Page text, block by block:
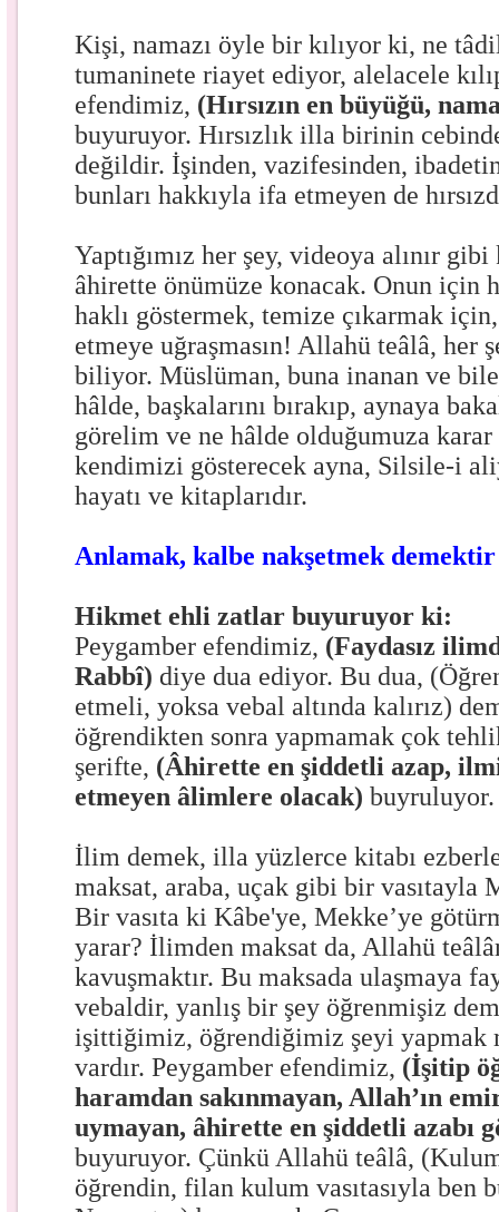
Kişi, namazı öyle bir kılıyor ki, ne
tumaninete riayet ediyor, alelacele
efendimiz, (Hırsızın en büyüğü,
buyuruyor. Hırsızlık illa birinin
değildir. İşinden, vazifesinden,
bunları hakkıyla ifa etmeyen de
Yaptığımız her şey, videoya alınır
âhirette önümüze konacak. Onun için
haklı göstermek, temize çıkarmak
etmeye uğraşmasın! Allahü teâlâ, her
biliyor. Müslüman, buna inanan ve
hâlde, başkalarını bırakıp, aynaya
görelim ve ne hâlde olduğumuza
kendimizi gösterecek ayna, Silsile-i
hayatı ve kitaplarıdır.
Anlamak, kalbe nakşetmek demektir
Hikmet ehli zatlar buyuruyor ki:
Peygamber efendimiz, (Faydasız
Rabbî) diye dua ediyor. Bu dua,
etmeli, yoksa vebal altında kalırız)
öğrendikten sonra yapmamak çok
şerifte, (Âhirette en şiddetli azap,
etmeyen âlimlere olacak) buyruluyor.
İlim demek, illa yüzlerce kitabı
maksat, araba, uçak gibi bir vasıtayla
Bir vasıta ki Kâbe'ye, Mekke’ye
yarar? İlimden maksat da, Allahü
kavuşmaktır. Bu maksada ulaşmaya
vebaldir, yanlış bir şey öğrenmişiz
işittiğimiz, öğrendiğimiz şeyi yapmak
vardır. Peygamber efendimiz, (İşitip
haramdan sakınmayan, Allah’ın
uymayan, âhirette en şiddetli azabı
buyuruyor. Çünkü Allahü teâlâ,
öğrendin, filan kulum vasıtasıyla ben